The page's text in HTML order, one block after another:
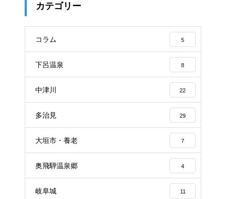
カテゴリー
コラム 5
下呂温泉 8
中津川 22
多治見 29
大垣市・養老 7
奥飛騨温泉郷 4
岐阜城 11